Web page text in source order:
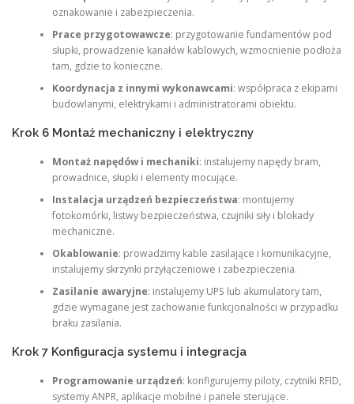
oznakowanie i zabezpieczenia.
Prace przygotowawcze: przygotowanie fundamentów pod
słupki, prowadzenie kanałów kablowych, wzmocnienie podłoża
tam, gdzie to konieczne.
Koordynacja z innymi wykonawcami: współpraca z ekipami
budowlanymi, elektrykami i administratorami obiektu.
Krok 6 Montaż mechaniczny i elektryczny
Montaż napędów i mechaniki: instalujemy napędy bram,
prowadnice, słupki i elementy mocujące.
Instalacja urządzeń bezpieczeństwa: montujemy
fotokomórki, listwy bezpieczeństwa, czujniki siły i blokady
mechaniczne.
Okablowanie: prowadzimy kable zasilające i komunikacyjne,
instalujemy skrzynki przyłączeniowe i zabezpieczenia.
Zasilanie awaryjne: instalujemy UPS lub akumulatory tam,
gdzie wymagane jest zachowanie funkcjonalności w przypadku
braku zasilania.
Krok 7 Konfiguracja systemu i integracja
Programowanie urządzeń: konfigurujemy piloty, czytniki RFID,
systemy ANPR, aplikacje mobilne i panele sterujące.